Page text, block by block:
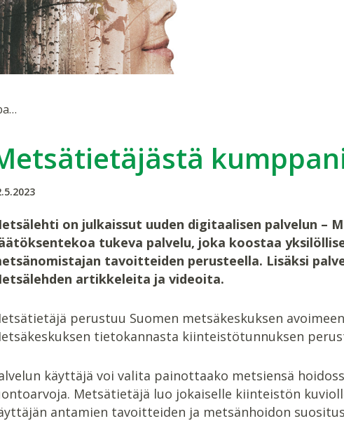
Metsätietäjästä kumppani metsien hoitoon
on julkaissut uuden digitaalisen palvelun –
tukeva palvelu, joka koostaa
tavoitteiden perusteella. Lisäksi
artikkeleita ja videoita.
perustuu Suomen metsäkeskuksen
tietokannasta kiinteistötunnuksen
käyttäjä voi valita painottaako metsiensä
Metsätietäjä luo jokaiselle kiinteistön
antamien tavoitteiden ja metsänhoidon